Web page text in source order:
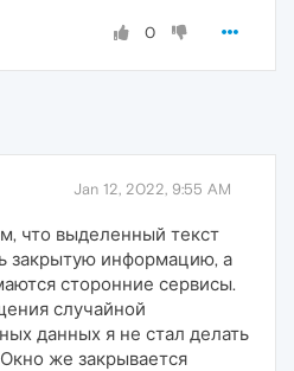
0
Jan 12, 2022, 9:55 AM
что выделенный текст
закрытую информацию, а
сторонние сервисы.
случайной
данных я не стал делать
же закрывается